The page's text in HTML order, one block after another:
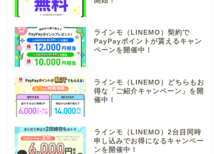
ラインモ（LINEMO）契約で
PayPayポイントが貰えるキャン
ペーンを開催中！
ラインモ（LINEMO）どちらもお
得な「ご紹介キャンペーン」を開
催中！
ラインモ（LINEMO）2台目同時
申し込みでお得になるキャンペー
ンを開催中！